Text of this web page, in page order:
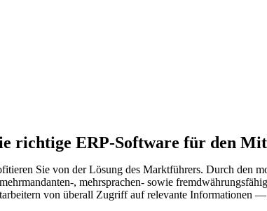
richtige ERP-Software für den
Sie von der Lösung des Marktführers. Durch den
, mehrsprachen- sowie
von überall Zugriff auf relevante Informationen —